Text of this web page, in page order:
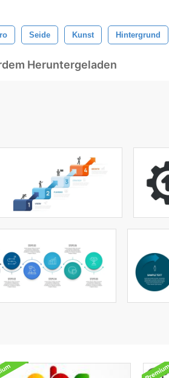
Seide Kunst Hintergrund
Heruntergeladen